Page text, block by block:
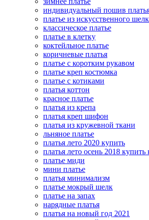
индивидуальный пошив
платье из искусственного
классическое платье
платье в клетку
коктейльное платье
коричневые платья
платье с коротким рукавом
платье креп костюмка
платье с котиками
платья коттон
красное платье
платья из крепа
платья креп шифон
платья из кружевной ткани
льняное платье
платья лето 2020 купить
платья лето осень 2018 купить
платье миди
мини платье
платья минимализм
платье мокрый шелк
платье на запах
нарядные платья
платья на новый год 2021